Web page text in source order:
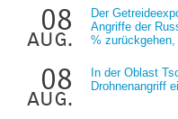
08
aug.
Der
Angriffe der
%
08
aug.
In der Oblast
Drohnenangriff